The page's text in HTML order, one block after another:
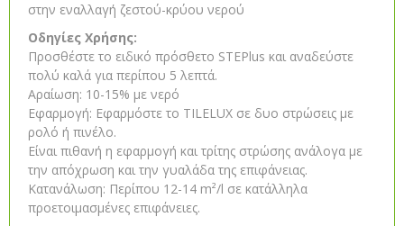
στην εναλλαγή ζεστού-κρύου νερού
Οδηγίες Χρήσης:
Προσθέστε το ειδικό πρόσθετο STEPlus και αναδεύστε
πολύ καλά για περίπου 5 λεπτά.
Αραίωση: 10-15% με νερό
Εφαρμογή: Εφαρμόστε το TILELUX σε δυο στρώσεις με
ρολό ή πινέλο.
Είναι πιθανή η εφαρμογή και τρίτης στρώσης ανάλογα με
την απόχρωση και την γυαλάδα της επιφάνειας.
Κατανάλωση: Περίπου 12-14 m²/l σε κατάλληλα
προετοιμασμένες επιφάνειες.